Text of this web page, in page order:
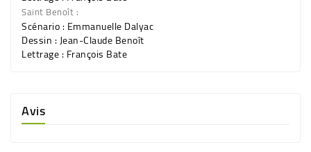
Saint Benoît :
Scénario : Emmanuelle Dalyac
Dessin : Jean-Claude Benoît
Lettrage : François Bate
Avis